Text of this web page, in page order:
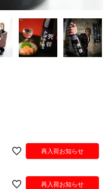
再入荷お知らせ
再入荷お知らせ